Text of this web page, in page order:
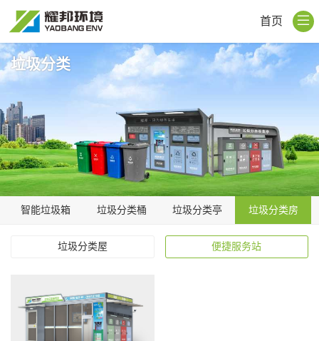
首页
垃圾分类
智能垃圾箱 垃圾分类桶 垃圾分类亭 垃圾分类房
垃圾分类屋 便捷服务站